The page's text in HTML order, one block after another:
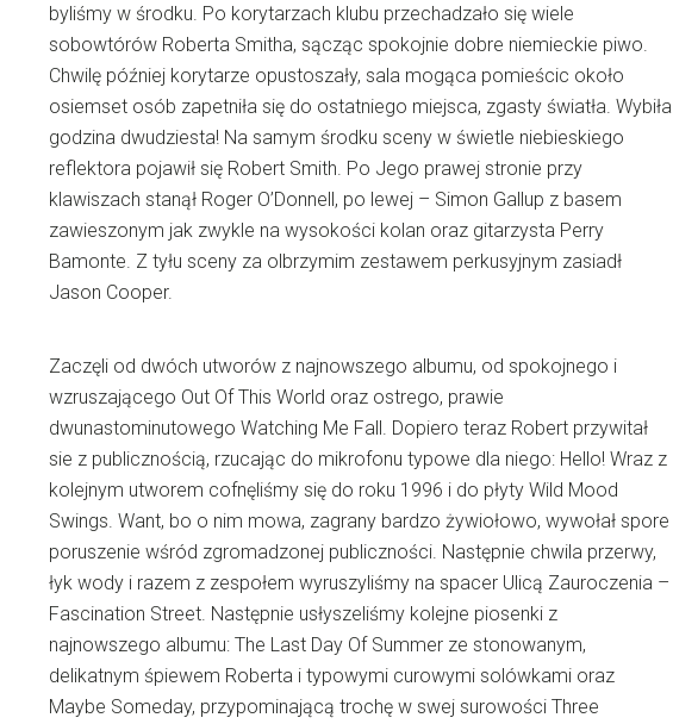
byliśmy w środku. Po korytarzach klubu przechadzało się wiele
sobowtórów Roberta Smitha, sącząc spokojnie dobre niemieckie piwo.
Chwilę później korytarze opustoszały, sala mogąca pomieścic około
osiemset osób zapetniła się do ostatniego miejsca, zgasty światła. Wybiła
godzina dwudziesta! Na samym środku sceny w świetle niebieskiego
reflektora pojawił się Robert Smith. Po Jego prawej stronie przy
klawiszach stanął Roger O’Donnell, po lewej – Simon Gallup z basem
zawieszonym jak zwykle na wysokości kolan oraz gitarzysta Perry
Bamonte. Z tyłu sceny za olbrzymim zestawem perkusyjnym zasiadł
Jason Cooper.
Zaczęli od dwóch utworów z najnowszego albumu, od spokojnego i
wzruszającego Out Of This World oraz ostrego, prawie
dwunastominutowego Watching Me Fall. Dopiero teraz Robert przywitał
sie z publicznością, rzucając do mikrofonu typowe dla niego: Hello! Wraz z
kolejnym utworem cofnęliśmy się do roku 1996 i do płyty Wild Mood
Swings. Want, bo o nim mowa, zagrany bardzo żywiołowo, wywołał spore
poruszenie wśród zgromadzonej publiczności. Następnie chwila przerwy,
łyk wody i razem z zespołem wyruszyliśmy na spacer Ulicą Zauroczenia –
Fascination Street. Następnie usłyszeliśmy kolejne piosenki z
najnowszego albumu: The Last Day Of Summer ze stonowanym,
delikatnym śpiewem Roberta i typowymi curowymi solówkami oraz
Maybe Someday, przypominającą trochę w swej surowości Three